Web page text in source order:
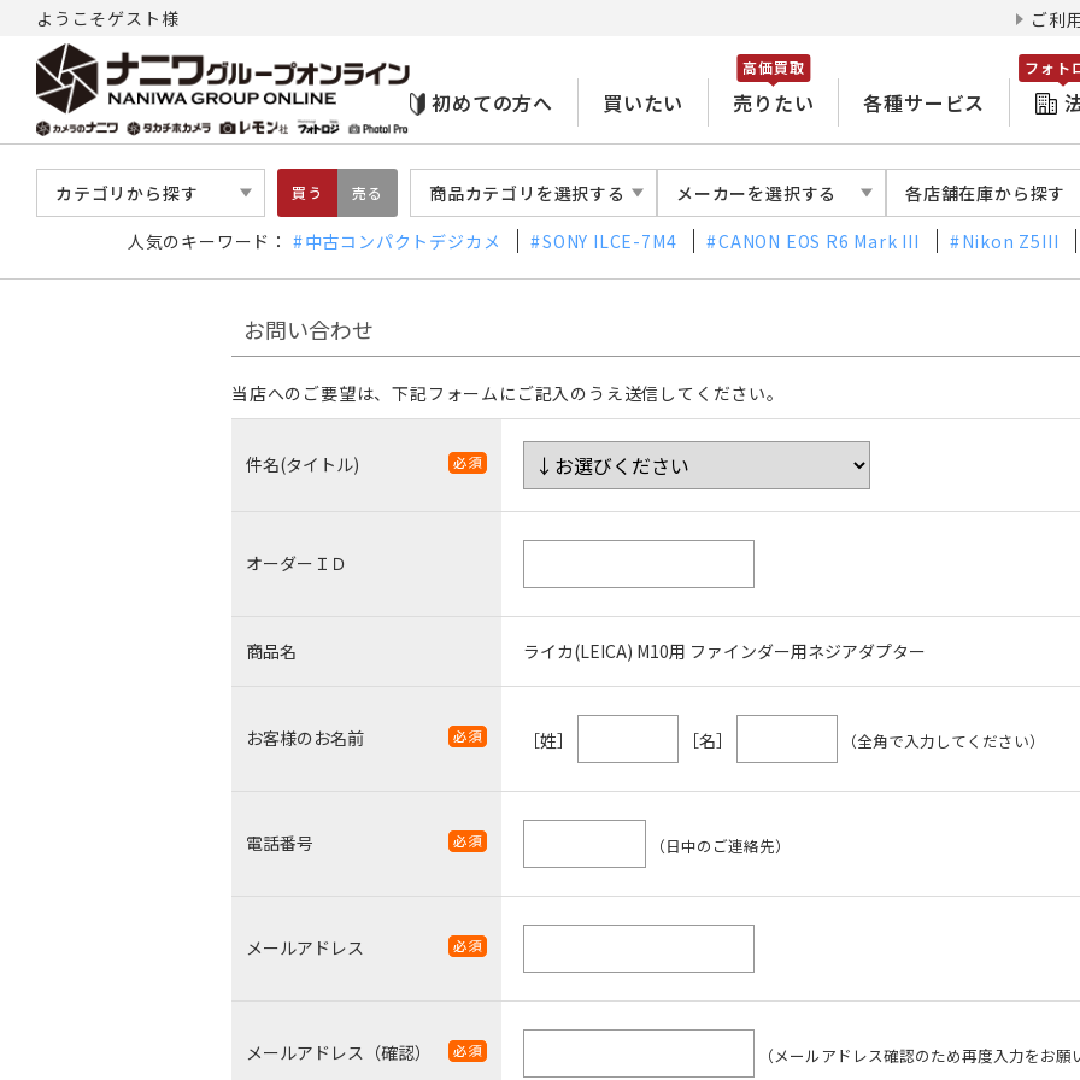
ようこそゲスト様 ご利
初めての方へ 買いたい 売りたい
高価買取
各種サービス
フォト
カテゴリから探す 買う 売る 商品カテゴリを選択する メーカーを選択する 各店舗在庫から探す
人気のキーワード： 中古コンパクトデジカメ SONY ILCE-7M4 CANON EOS R6 Mark III Nikon Z5III
お問い合わせ
当店へのご要望は、下記フォームにご記入のうえ送信してください。
件名(タイトル)
オーダーＩＤ
商品名 ライカ(LEICA) M10用 ファインダー用ネジアダプター
お客様のお名前 ［姓］ ［名］ （全角で入力してください）
電話番号 （日中のご連絡先）
メールアドレス
メールアドレス（確認） （メールアドレス確認のため再度入力をお願